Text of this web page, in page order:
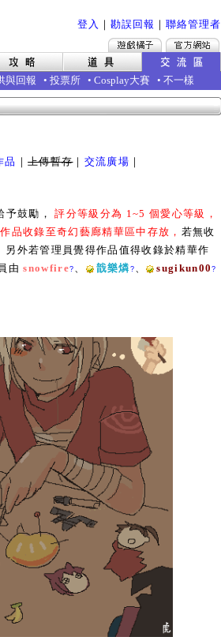
登入 ｜ 勘誤回報 ｜ 聯絡管理者
與回報 • 投票所 • Cosplay大賽 • 不一樣
品 ｜上傳暫存｜ 交流廣場 ｜
予鼓勵，評分等級分為 1~5 個愛心等級，
品收錄至奇幻藝廊精華區中存放， 若無收
外若管理員覺得作品值得收錄於精華作
由snowfire? 、 戠樂燐 ? 、 sugikun00?